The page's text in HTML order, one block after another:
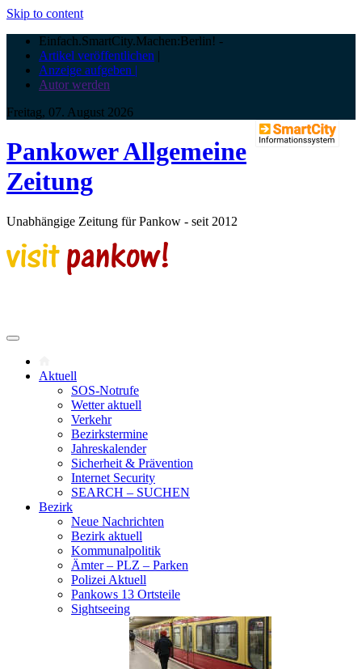
Skip to content
Einfach.SmartCity.Machen:Berlin! -
Artikel veröffentlichen |
Anzeige aufgeben |
Autor werden
Freitag, 07. August 2026
Pankower Allgemeine
Zeitung
Unabhängige Zeitung für Pankow - seit 2012
Aktuell
SOS-Notrufe
Wetter aktuell
Verkehr
Bezirkstermine
Jahreskalender
Sicherheit & Prävention
Internet Security
SEARCH – SUCHEN
Bezirk
Neue Nachrichten
Bezirk aktuell
Kommunalpolitik
Ämter – PLZ – Parken
Polizei Aktuell
Pankows 13 Ortsteile
Sightseeing